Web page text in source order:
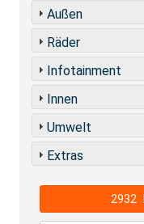
Außen
Räder
Infotainment
Innen
Umwelt
Extras
2932